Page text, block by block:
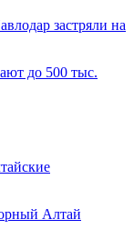
застряли на
до 500 тыс.
Алтай